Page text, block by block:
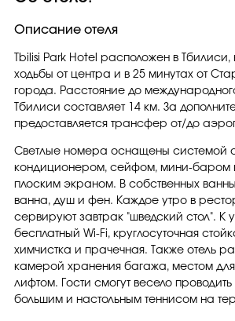
Описание отеля
Tbilisi Park Hotel расположен в Тбилиси,
ходьбы от центра и в 25 минутах от
города. Расстояние до
Тбилиси составляет 14 км. За
предоставляется трансфер от/до
Светлые номера оснащены системой
кондиционером, сейфом, мини-баром
плоским экраном. В собственных
ванна, душ и фен. Каждое утро в
сервируют завтрак "шведский стол". К
бесплатный Wi-Fi, круглосуточная
химчистка и прачечная. Также отель
камерой хранения багажа, местом
лифтом. Гости смогут весело
большим и настольным теннисом на